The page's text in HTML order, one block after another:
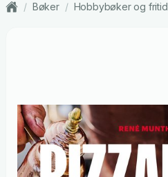
/ Bøker / Hobbybøker og fritid